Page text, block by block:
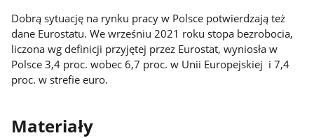
Dobrą sytuację na rynku pracy w Polsce potwierdzają też
dane Eurostatu. We wrześniu 2021 roku stopa bezrobocia,
liczona wg definicji przyjętej przez Eurostat, wyniosła w
Polsce 3,4 proc. wobec 6,7 proc. w Unii Europejskiej i 7,4
proc. w strefie euro.
Materiały